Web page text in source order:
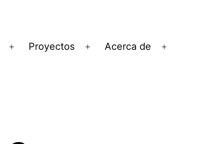
Abrir
Proyectos
Abrir
Acerca de